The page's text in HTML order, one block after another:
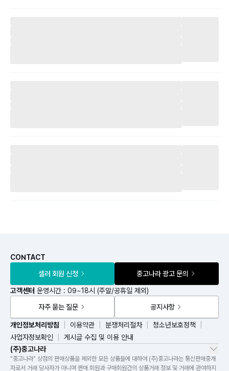
CONTACT
셀러 회원 신청
중고나라 광고 문의
고객센터 운영시간 : 09~18시 (주말/공휴일 제외)
자주 묻는 질문
공지사항
(주)중고나라
개인정보처리방침 이용약관 분쟁처리절차
청소년보호정책
사업자정보확인
게시글 수집 및 이용 안내
"중고나라" 상점의 판매상품을 제외한 모든 상품들에 대하여 (주)중고나라는 통신판매중개
자로서 거래 당사자가 아니며 판매 회원과 구매회원간의 상품거래 정보 및 거래에 관여하지